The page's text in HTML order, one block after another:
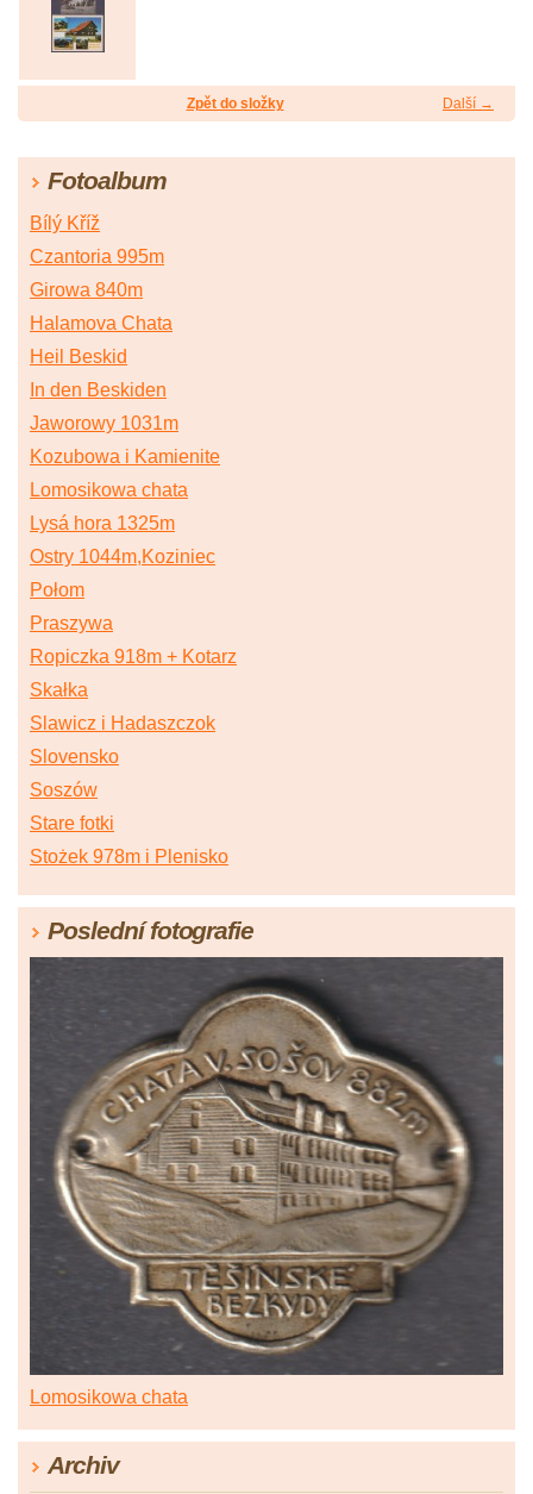
Další →
Zpět do složky
Fotoalbum
Bílý Kříž
Czantoria 995m
Girowa 840m
Halamova Chata
Heil Beskid
In den Beskiden
Jaworowy 1031m
Kozubowa i Kamienite
Lomosikowa chata
Lysá hora 1325m
Ostry 1044m,Koziniec
Połom
Praszywa
Ropiczka 918m + Kotarz
Skałka
Slawicz i Hadaszczok
Slovensko
Soszów
Stare fotki
Stożek 978m i Plenisko
Poslední fotografie
Lomosikowa chata
Archiv